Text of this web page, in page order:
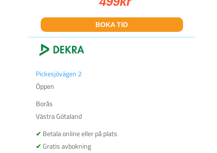
BOKA TID
Pickesjövägen 2
Öppen
Borås
Västra Götaland
Betala online eller på plats
Gratis avbokning